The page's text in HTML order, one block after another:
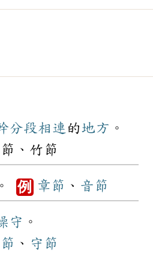
分段相連 的地方 。
節、竹節
。 例 章節 、 音節
守 。
、 守節